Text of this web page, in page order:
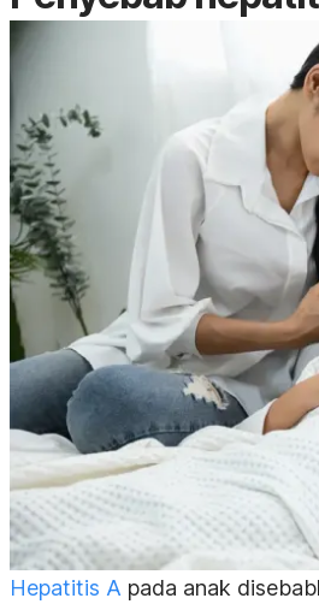
Hepatitis A pada anak